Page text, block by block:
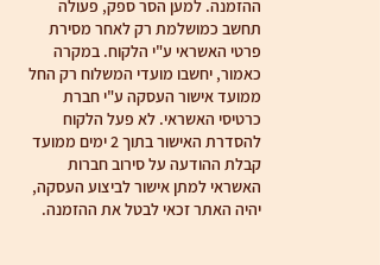
ההזמנה. למען הסר ספק, פעולה
תחשב כמושלמת רק לאחר מסירת
פרטי האשראי ע"י הלקוח. במקרה
כאמור, יחשבו מועדי המשלוח רק החל
ממועד אישור העסקה ע"י חברת
כרטיסי האשראי. לא פעל הלקוח
להסדרת האישור בתוך 2 ימים ממועד
קבלת ההודעה על סירוב חברות
האשראי למתן אישור לביצוע העסקה,
יהיה האתר זכאי לבטל את ההזמנה.